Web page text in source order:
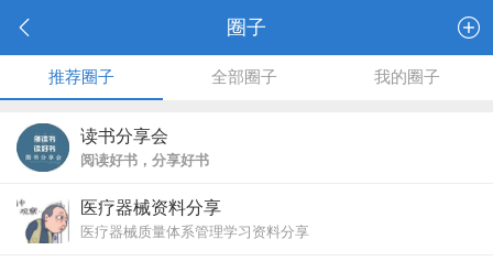
圈子
推荐圈子 全部圈子 我的圈子
读书分享会
阅读好书，分享好书
医疗器械资料分享
医疗器械质量体系管理学习资料分享